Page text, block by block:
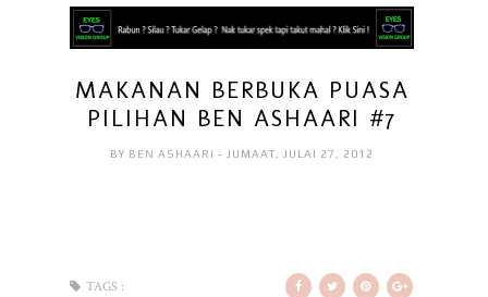
MAKANAN BERBUKA PUASA
PILIHAN BEN ASHAARI #7
BY BEN ASHAARI- JUMAAT, JULAI 27, 2012
TAGS :